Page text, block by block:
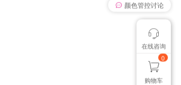
我有个想法
想找个色卡
颜色管控讨论
在线咨询
0
购物车